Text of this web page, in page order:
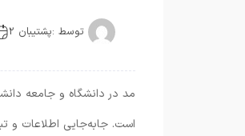
توسط :پشتیبان 2
مد در دانشگاه و جامعه
است. جابه‌جایی اطلاعات و